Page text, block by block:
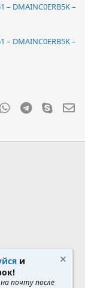
– DMAINC0ERB5K –
– DMAINC0ERB5K –
WhatsAppTelegram
Skype
и
почту после